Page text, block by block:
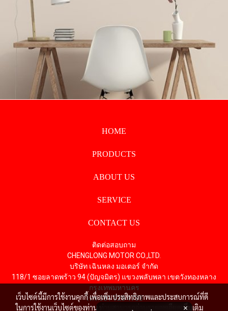
HOME
PRODUCTS
ABOUT US
SERVICE
CONTACT US
ติดต่อสอบถาม
CHENGLONG MOTOR CO.,LTD.
บริษัท เฉินหลง มอเตอร์ จำกัด
118/1 ซอยลาดพร้าว 94 (ปัญจมิตร) แขวงพลับพลา เขตวังทองหลาง
กรุงเทพมหานคร
โทร.081 928 4788
เว็บไซต์นี้มีการใช้งานคุกกี้ เพื่อเพิ่มประสิทธิภาพและประสบการณ์ที่ดี
ในการใช้งานเว็บไซต์ของท่าน ท่านสามารถอ่านรายละเอียดเพิ่มเติม